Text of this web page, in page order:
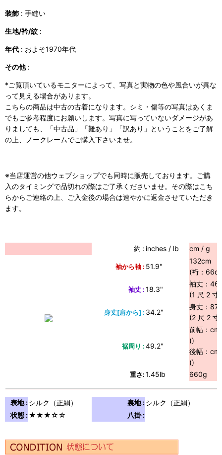
装飾 : 手縫い
生地/衿/紋 :
年代 : およそ1970年代
その他:
*ご覧頂いているモニターによって、写真と実物の色や風合いが異な
って見える場合があります。
こちらの商品は中古の古着になります。シミ・傷等の写真はあくま
でもご参考程度にお願いします。写真に写っていないダメージがあ
りましても、「中古品」「難あり」「訳あり」ということをご了解
の上、ノークレームでご購入下さいませ。
※当店運営の他ウェブショップでも同時に販売しております。ご購
入のタイミングで品切れの際はご了承くださいませ。その際はこち
らからご連絡の上、ご入金後の場合は速やかに返金させていただき
ます。
約 : inches / lb cm / g
袖から袖 : 51.9"
132cm
(裄：
袖丈 :18.3"
袖丈：
(1 尺 2 寸
身丈[肩から] : 34.2"
身丈：
(2 尺 2 寸
裾周り :49.2"
前幅：cm
()
後幅：cm
()
重さ:1.45lb 660g
表地 :シルク（正絹） 裏地 :シルク（正絹）
状態 :★★★☆☆ 八掛 :